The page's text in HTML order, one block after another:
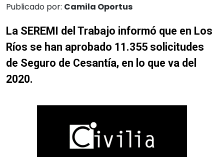
Publicado por: Camila Oportus
La SEREMI del Trabajo informó que en Los
Ríos se han aprobado 11.355 solicitudes
de Seguro de Cesantía, en lo que va del
2020.